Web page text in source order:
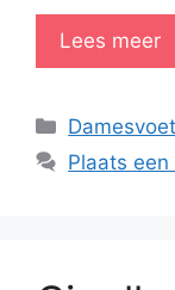
Lees meer
Plaats een